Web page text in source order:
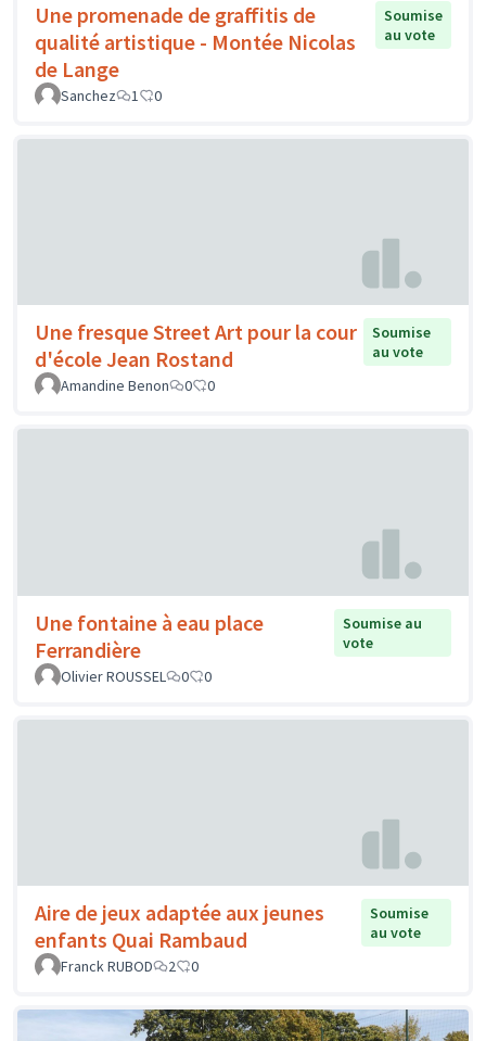
Une promenade de graffitis de
qualité artistique - Montée Nicolas
de Lange
Soumise
au vote
Sanchez 1 0
Une fresque Street Art pour la cour
d'école Jean Rostand
Soumise
au vote
Amandine Benon
0 0
Une fontaine à eau place
Ferrandière
Soumise au
vote
Olivier ROUSSEL
0 0
Aire de jeux adaptée aux jeunes
enfants Quai Rambaud
Soumise
au vote
Franck RUBOD
2 0